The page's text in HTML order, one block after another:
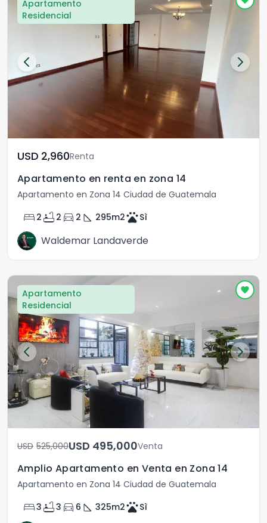
Apartamento
Residencial
USD	2,960Renta
Apartamento en renta en zona 14
Apartamento en Zona 14 Ciudad de Guatemala
bed 2 bathtub 2 directions_car 2 square_foot 295m2petsSì
Waldemar Landaverde
Apartamento
Residencial
USD	525,000 USD	495,000Venta
Amplio Apartamento en Venta en Zona 14
Apartamento en Zona 14 Ciudad de Guatemala
bed3 bathtub3 directions_car 6 square_foot 325m2petsSì